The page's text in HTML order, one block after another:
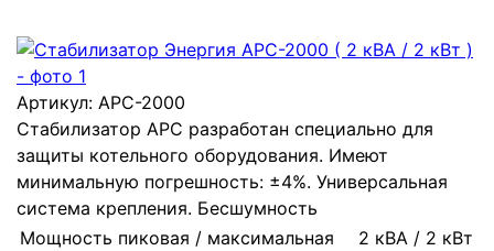
Артикул: АРС-2000
Стабилизатор АРС разработан специально для
защиты котельного оборудования. Имеют
минимальную погрешность: ±4%. Универсальная
система крепления. Бесшумность
Мощность пиковая / максимальная
2 кВА / 2 кВт